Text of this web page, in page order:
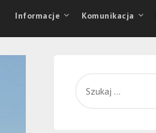
Informacje Komunikacja